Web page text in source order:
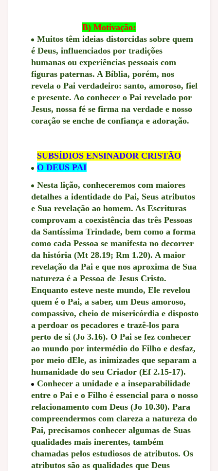
B) Motivação:
Muitos têm ideias distorcidas sobre quem
é Deus, influenciados por tradições
humanas ou experiências pessoais com
figuras paternas. A Bíblia, porém, nos
revela o Pai verdadeiro: santo, amoroso, fiel
e presente. Ao conhecer o Pai revelado por
Jesus, nossa fé se firma na verdade e nosso
coração se enche de confiança e adoração.
SUBSÍDIOS ENSINADOR CRISTÃO
O DEUS PAI
Nesta lição, conheceremos com maiores
detalhes a identidade do Pai, Seus atributos
e Sua revelação ao homem. As Escrituras
comprovam a coexistência das três Pessoas
da Santíssima Trindade, bem como a forma
como cada Pessoa se manifesta no decorrer
da história (Mt 28.19; Rm 1.20). A maior
revelação da Pai e que nos aproxima de Sua
natureza é a Pessoa de Jesus Cristo.
Enquanto esteve neste mundo, Ele revelou
quem é o Pai, a saber, um Deus amoroso,
compassivo, cheio de misericórdia e disposto
a perdoar os pecadores e trazê-los para
perto de si (Jo 3.16). O Pai se fez conhecer
ao mundo por intermédio do Filho e desfaz,
por meio dEle, as inimizades que separam a
humanidade do seu Criador (Ef 2.15-17).
Conhecer a unidade e a inseparabilidade
entre o Pai e o Filho é essencial para o nosso
relacionamento com Deus (Jo 10.30). Para
compreendermos com clareza a natureza do
Pai, precisamos conhecer algumas de Suas
qualidades mais inerentes, também
chamadas pelos estudiosos de atributos. Os
atributos são as qualidades que Deus